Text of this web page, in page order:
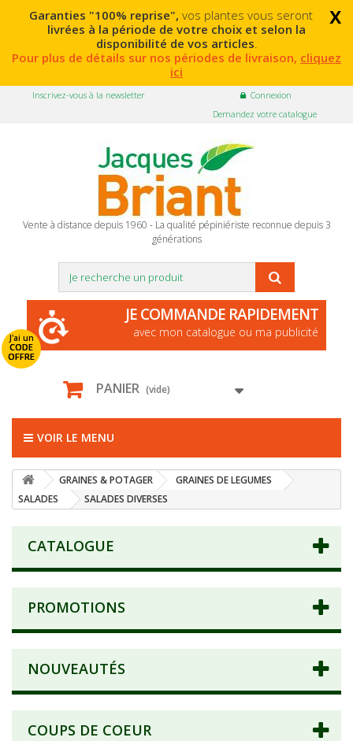
x
Garanties "100% reprise", vos plantes vous seront
livrées à la période de votre choix et selon la
disponibilité de vos articles.
Pour plus de détails sur nos périodes de livraison, cliquez
ici
Connexion
Inscrivez-vous à la newsletter
Demandez votre catalogue
Vente à distance depuis 1960 - La qualité pépiniériste reconnue depuis 3
générations
J'ai un
CODE
OFFRE
JE COMMANDE RAPIDEMENT
avec mon catalogue ou ma publicité
PANIER (vide)
VOIR LE MENU
GRAINES & POTAGER
GRAINES DE LEGUMES
SALADES
SALADES DIVERSES
CATALOGUE
PROMOTIONS
NOUVEAUTÉS
COUPS DE COEUR